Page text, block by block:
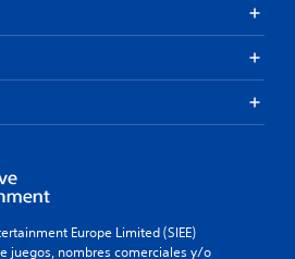
Europe Limited (SIEE)
juegos, nombres comerciales y/o